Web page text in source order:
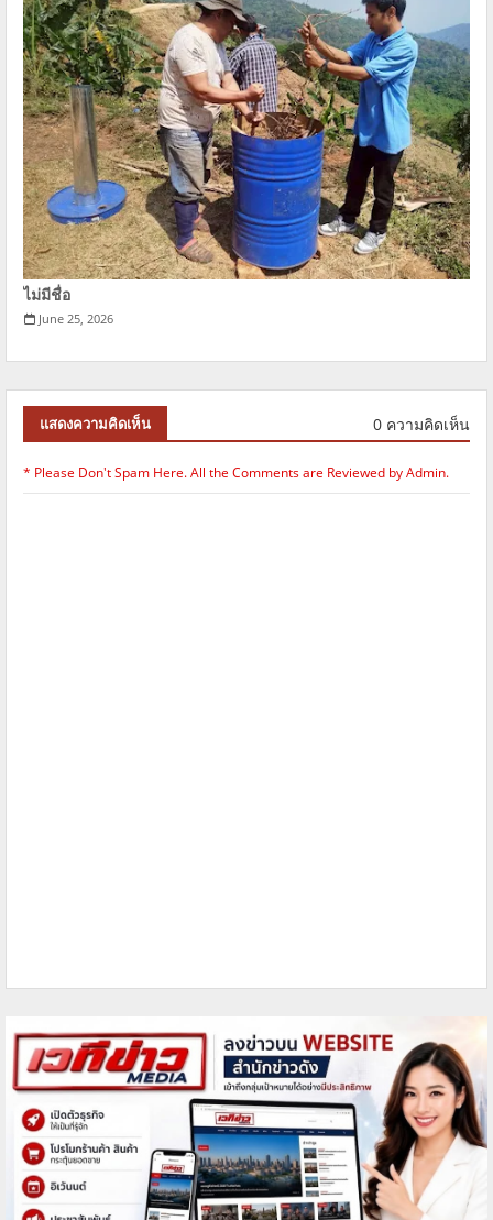
ไม่มีชื่อ
June 25, 2026
แสดงความคิดเห็น 0 ความคิดเห็น
* Please Don't Spam Here. All the Comments are Reviewed by Admin.